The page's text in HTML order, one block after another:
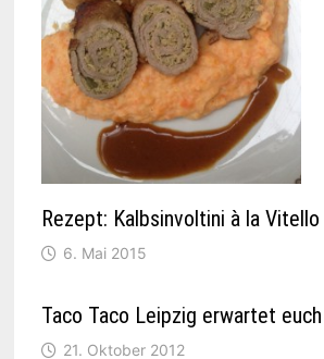
Rezept: Kalbsinvoltini à la
6. Mai 2015
Taco Taco Leipzig erwartet euch
21. Oktober 2012